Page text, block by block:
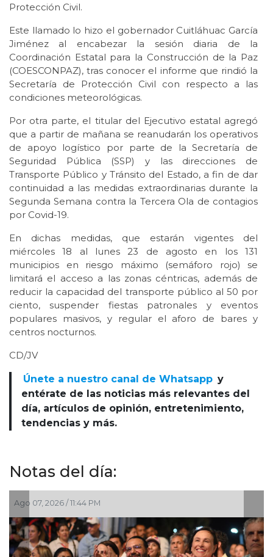
Protección Civil.
Este llamado lo hizo el gobernador Cuitláhuac García
Jiménez al encabezar la sesión diaria de la
Coordinación Estatal para la Construcción de la Paz
(COESCONPAZ), tras conocer el informe que rindió la
Secretaría de Protección Civil con respecto a las
condiciones meteorológicas.
Por otra parte, el titular del Ejecutivo estatal agregó
que a partir de mañana se reanudarán los operativos
de apoyo logístico por parte de la Secretaría de
Seguridad Pública (SSP) y las direcciones de
Transporte Público y Tránsito del Estado, a fin de dar
continuidad a las medidas extraordinarias durante la
Segunda Semana contra la Tercera Ola de contagios
por Covid-19.
En dichas medidas, que estarán vigentes del
miércoles 18 al lunes 23 de agosto en los 131
municipios en riesgo máximo (semáforo rojo) se
limitará el acceso a las zonas céntricas, además de
reducir la capacidad del transporte público al 50 por
ciento, suspender fiestas patronales y eventos
populares masivos, y regular el aforo de bares y
centros nocturnos.
CD/JV
Únete a nuestro canal de Whatsapp y
entérate de las noticias más relevantes del
día, artículos de opinión, entretenimiento,
tendencias y más.
Notas del día:
/ 11:44 PM